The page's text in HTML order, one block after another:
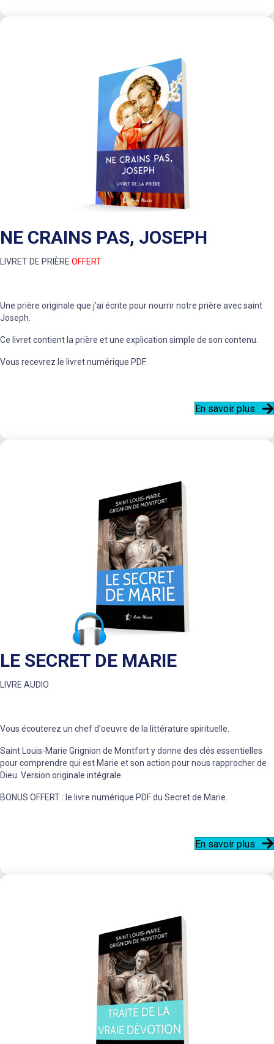
NE CRAINS PAS, JOSEPH
LIVRET DE PRIÈRE OFFERT
Une prière originale que j'ai écrite pour nourrir notre prière avec saint
Joseph.
Ce livret contient la prière et une explication simple de son contenu.
Vous recevrez le livret numérique PDF.
En savoir plus
LE SECRET DE MARIE
LIVRE AUDIO
Vous écouterez un chef d'oeuvre de la littérature spirituelle.
Saint Louis-Marie Grignion de Montfort y donne des clés essentielles
pour comprendre qui est Marie et son action pour nous rapprocher de
Dieu. Version originale intégrale.
BONUS OFFERT : le livre numérique PDF du Secret de Marie.
En savoir plus